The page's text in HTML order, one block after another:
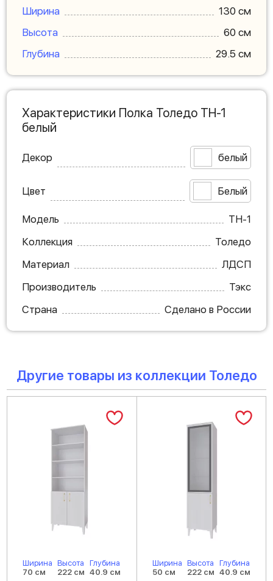
Ширина
130 см
Высота
60 см
Глубина
29.5 см
Характеристики Полка Толедо ТН-1
белый
Декор белый
Цвет Белый
Модель
ТН-1
Коллекция
Толедо
Материал
ЛДСП
Производитель
Тэкс
Страна
Сделано в России
Другие товары из коллекции Толедо
Ширина
70 см
Высота
222 см
Глубина
40.9 см
Ширина
50 см
Высота
222 см
Глубина
40.9 см